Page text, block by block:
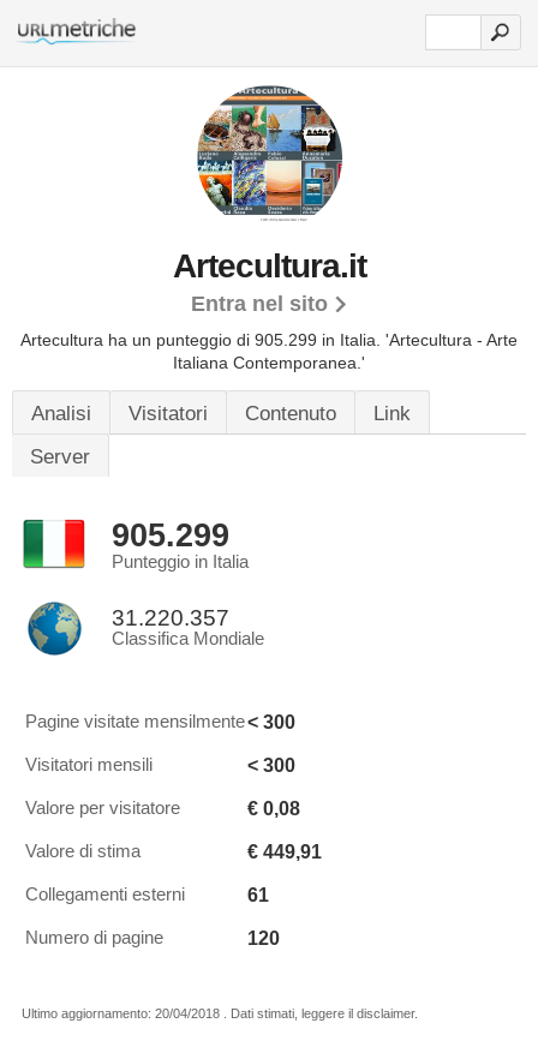
Artecultura.it
Entra nel sito
Artecultura ha un punteggio di 905.299 in Italia. 'Artecultura - Arte
Italiana Contemporanea.'
Analisi Visitatori Contenuto
Link
Server
905.299
Punteggio in Italia
31.220.357
Classifica Mondiale
Pagine visitate mensilmente< 300
Visitatori mensili < 300
Valore per visitatore € 0,08
Valore di stima € 449,91
Collegamenti esterni 61
Numero di pagine 120
Ultimo aggiornamento: 20/04/2018 . Dati stimati, leggere il disclaimer.